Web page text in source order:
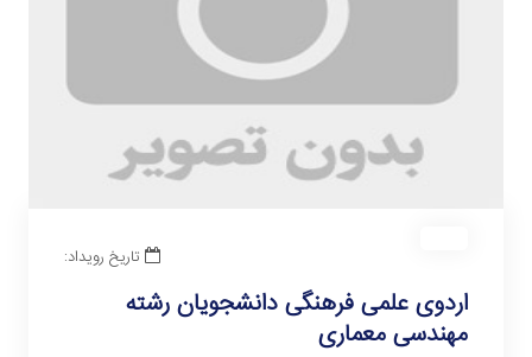
تاریخ رویداد:
اردوی علمی فرهنگی دانشجویان رشته
مهندسی معماری